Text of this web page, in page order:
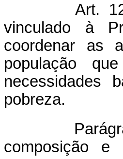
Art.
vinculado à
coordenar as
população
necessidades
pobreza.
composição e